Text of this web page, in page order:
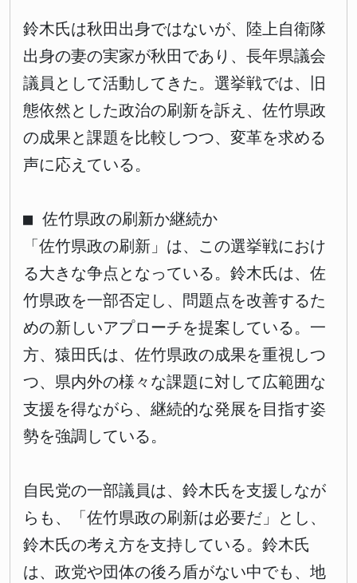
鈴木氏は秋田出身ではないが、陸上自衛隊
出身の妻の実家が秋田であり、長年県議会
議員として活動してきた。選挙戦では、旧
態依然とした政治の刷新を訴え、佐竹県政
の成果と課題を比較しつつ、変革を求める
声に応えている。
■ 佐竹県政の刷新か継続か
「佐竹県政の刷新」は、この選挙戦におけ
る大きな争点となっている。鈴木氏は、佐
竹県政を一部否定し、問題点を改善するた
めの新しいアプローチを提案している。一
方、猿田氏は、佐竹県政の成果を重視しつ
つ、県内外の様々な課題に対して広範囲な
支援を得ながら、継続的な発展を目指す姿
勢を強調している。
自民党の一部議員は、鈴木氏を支援しなが
らも、「佐竹県政の刷新は必要だ」とし、
鈴木氏の考え方を支持している。鈴木氏
は、政党や団体の後ろ盾がない中でも、地